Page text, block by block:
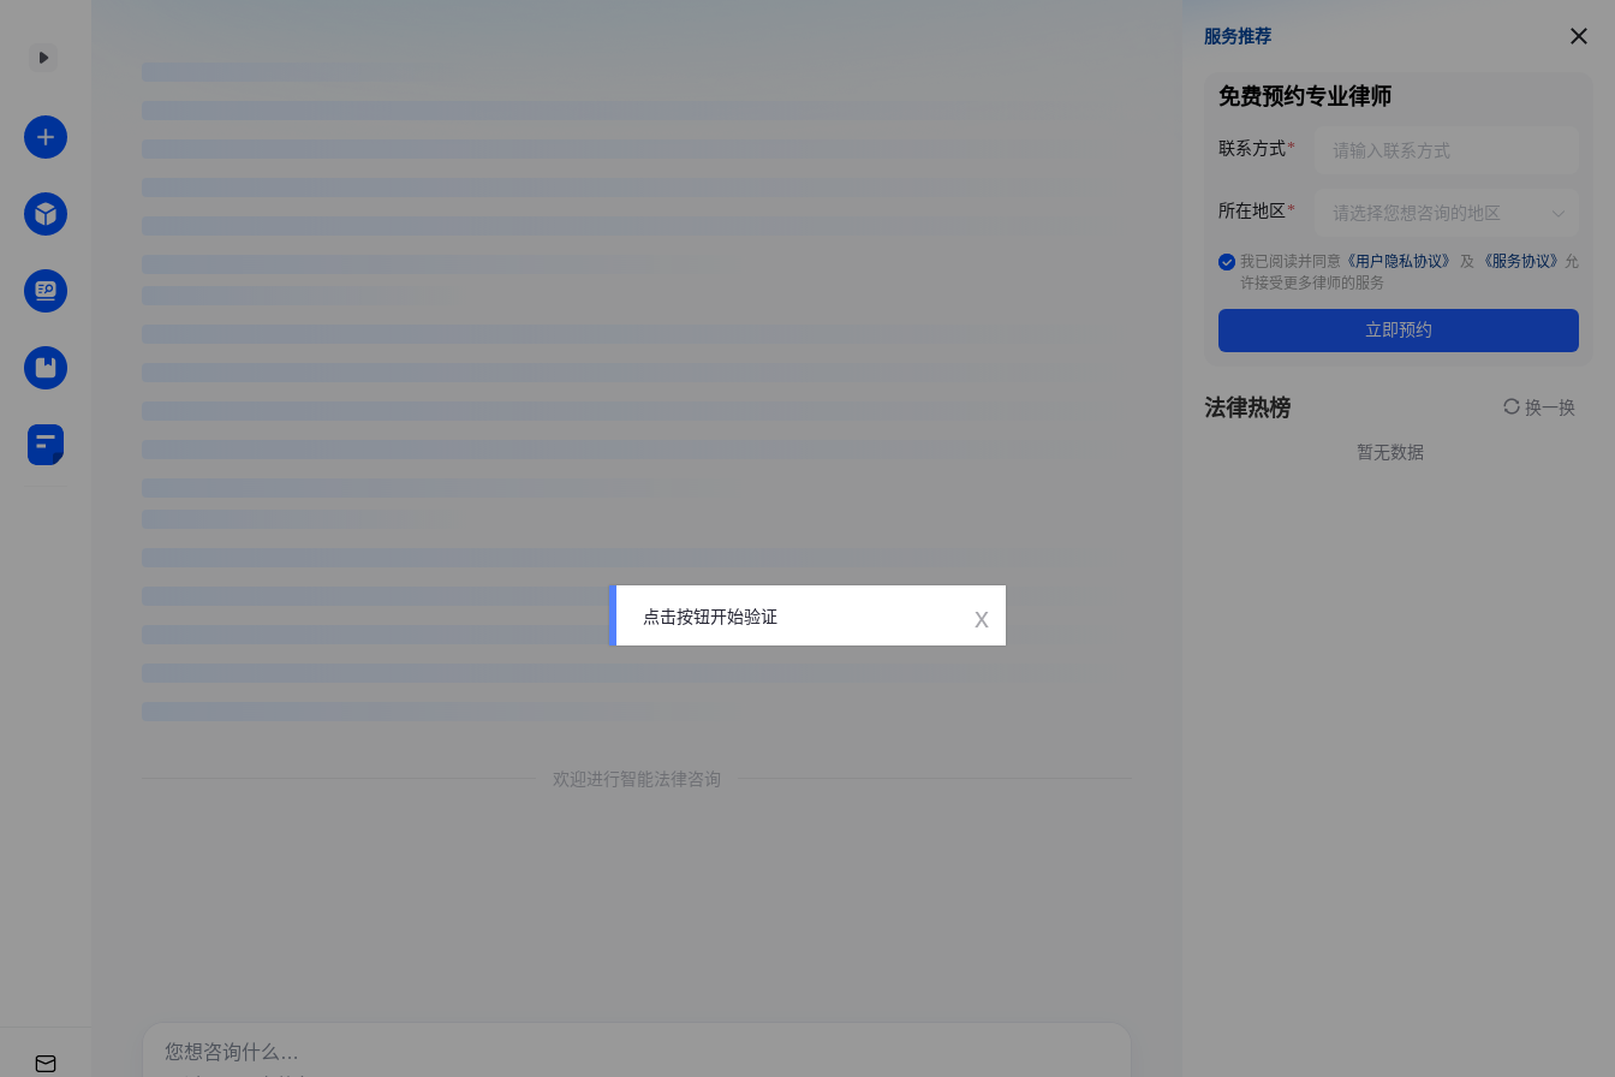
欢迎进行智能法律咨询
服务推荐
服务推荐
免费预约专业律师
联系方式
所在地区
我已阅读并同意 《用户隐私协议》 及 《服务协议》 允
许接受更多律师的服务
立即预约
法律热榜 换一换
暂无数据
点击按钮开始验证 x